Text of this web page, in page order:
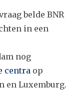
belde BNR
in een
nog
centra op
en Luxemburg.